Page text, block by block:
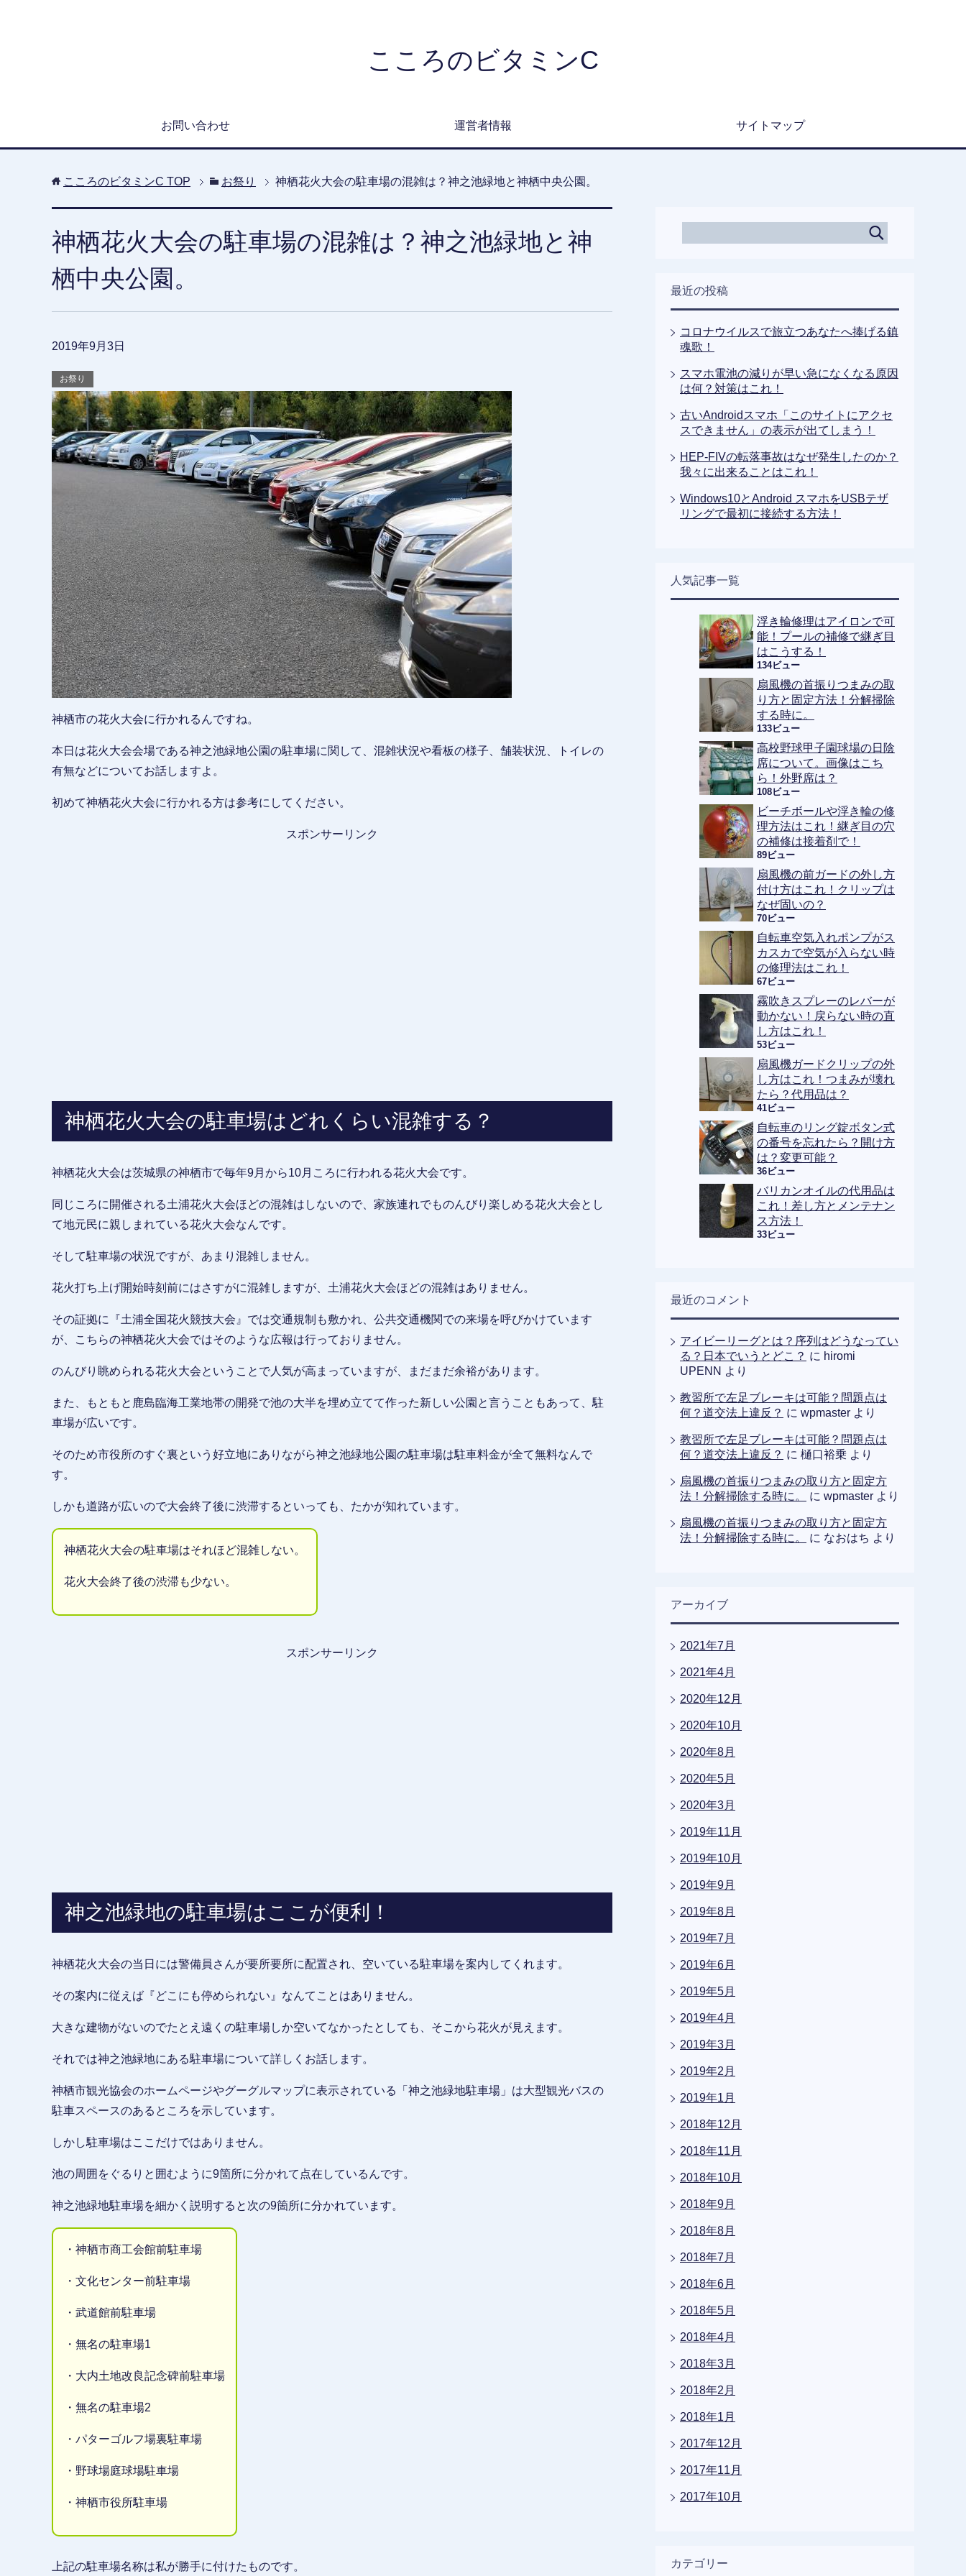
こころのビタミンC
お問い合わせ 運営者情報 サイトマップ
こころのビタミンC TOP お祭り 神栖花火大会の駐車場の混雑は？神之池緑地と神栖中央公園。
神栖花火大会の駐車場の混雑は？神之池緑地と神
栖中央公園。
2019年9月3日
お祭り
神栖市の花火大会に行かれるんですね。
本日は花火大会会場である神之池緑地公園の駐車場に関して、混雑状況や看板の様子、舗装状況、トイレの
有無などについてお話しますよ。
初めて神栖花火大会に行かれる方は参考にしてください。
スポンサーリンク
神栖花火大会の駐車場はどれくらい混雑する？
神栖花火大会は茨城県の神栖市で毎年9月から10月ころに行われる花火大会です。
同じころに開催される土浦花火大会ほどの混雑はしないので、家族連れでものんびり楽しめる花火大会とし
て地元民に親しまれている花火大会なんです。
そして駐車場の状況ですが、あまり混雑しません。
花火打ち上げ開始時刻前にはさすがに混雑しますが、土浦花火大会ほどの混雑はありません。
その証拠に『土浦全国花火競技大会』では交通規制も敷かれ、公共交通機関での来場を呼びかけています
が、こちらの神栖花火大会ではそのような広報は行っておりません。
のんびり眺められる花火大会ということで人気が高まっていますが、まだまだ余裕があります。
また、もともと鹿島臨海工業地帯の開発で池の大半を埋め立てて作った新しい公園と言うこともあって、駐
車場が広いです。
そのため市役所のすぐ裏という好立地にありながら神之池緑地公園の駐車場は駐車料金が全て無料なんで
す。
しかも道路が広いので大会終了後に渋滞するといっても、たかが知れています。
神栖花火大会の駐車場はそれほど混雑しない。
花火大会終了後の渋滞も少ない。
スポンサーリンク
神之池緑地の駐車場はここが便利！
神栖花火大会の当日には警備員さんが要所要所に配置され、空いている駐車場を案内してくれます。
その案内に従えば『どこにも停められない』なんてことはありません。
大きな建物がないのでたとえ遠くの駐車場しか空いてなかったとしても、そこから花火が見えます。
それでは神之池緑地にある駐車場について詳しくお話します。
神栖市観光協会のホームページやグーグルマップに表示されている「神之池緑地駐車場」は大型観光バスの
駐車スペースのあるところを示しています。
しかし駐車場はここだけではありません。
池の周囲をぐるりと囲むように9箇所に分かれて点在しているんです。
神之池緑地駐車場を細かく説明すると次の9箇所に分かれています。
・神栖市商工会館前駐車場
・文化センター前駐車場
・武道館前駐車場
・無名の駐車場1
・大内土地改良記念碑前駐車場
・無名の駐車場2
・パターゴルフ場裏駐車場
・野球場庭球場駐車場
・神栖市役所駐車場
上記の駐車場名称は私が勝手に付けたものです。
最近の投稿
コロナウイルスで旅立つあなたへ捧げる鎮
魂歌！
スマホ電池の減りが早い急になくなる原因
は何？対策はこれ！
古いAndroidスマホ「このサイトにアクセ
スできません」の表示が出てしまう！
HEP-FIVの転落事故はなぜ発生したのか？
我々に出来ることはこれ！
Windows10とAndroid スマホをUSBテザ
リングで最初に接続する方法！
人気記事一覧
浮き輪修理はアイロンで可
能！プールの補修で継ぎ目
はこうする！
134ビュー
扇風機の首振りつまみの取
り方と固定方法！分解掃除
する時に。
133ビュー
高校野球甲子園球場の日陰
席について。画像はこち
ら！外野席は？
108ビュー
ビーチボールや浮き輪の修
理方法はこれ！継ぎ目の穴
の補修は接着剤で！
89ビュー
扇風機の前ガードの外し方
付け方はこれ！クリップは
なぜ固いの？
70ビュー
自転車空気入れポンプがス
カスカで空気が入らない時
の修理法はこれ！
67ビュー
霧吹きスプレーのレバーが
動かない！戻らない時の直
し方はこれ！
53ビュー
扇風機ガードクリップの外
し方はこれ！つまみが壊れ
たら？代用品は？
41ビュー
自転車のリング錠ボタン式
の番号を忘れたら？開け方
は？変更可能？
36ビュー
バリカンオイルの代用品は
これ！差し方とメンテナン
ス方法！
33ビュー
最近のコメント
アイビーリーグとは？序列はどうなってい
る？日本でいうとどこ？ に hiromi
UPENN より
教習所で左足ブレーキは可能？問題点は
何？道交法上違反？ に wpmaster より
教習所で左足ブレーキは可能？問題点は
何？道交法上違反？ に 樋口裕乗 より
扇風機の首振りつまみの取り方と固定方
法！分解掃除する時に。
に wpmaster より
扇風機の首振りつまみの取り方と固定方
法！分解掃除する時に。
に なおはち より
アーカイブ
2021年7月
2021年4月
2020年12月
2020年10月
2020年8月
2020年5月
2020年3月
2019年11月
2019年10月
2019年9月
2019年8月
2019年7月
2019年6月
2019年5月
2019年4月
2019年3月
2019年2月
2019年1月
2018年12月
2018年11月
2018年10月
2018年9月
2018年8月
2018年7月
2018年6月
2018年5月
2018年4月
2018年3月
2018年2月
2018年1月
2017年12月
2017年11月
2017年10月
カテゴリー